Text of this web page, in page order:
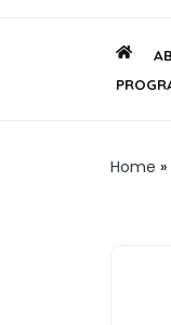
Home »